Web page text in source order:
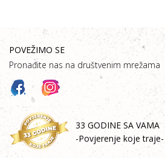
POVEŽIMO SE
Pronađite nas na društvenim mrežama
33 GODINE SA VAMA
-Povjerenje koje traje-